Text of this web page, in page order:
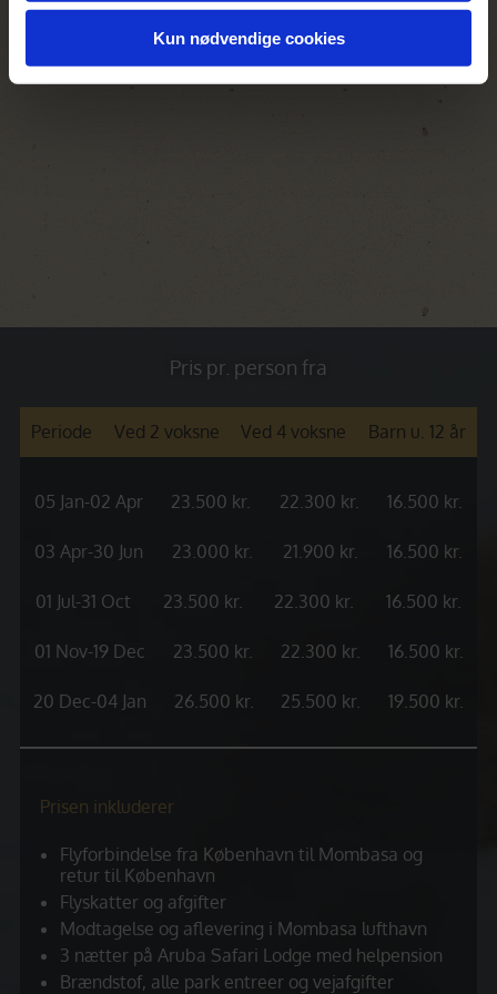
Kun nødvendige cookies
Pris pr. person fra
Periode Ved 2 voksne Ved 4 voksne Barn u. 12 år
05 Jan-02 Apr 23.500 kr. 22.300 kr. 16.500 kr.
03 Apr-30 Jun 23.000 kr. 21.900 kr. 16.500 kr.
01 Jul-31 Oct 23.500 kr. 22.300 kr. 16.500 kr.
01 Nov-19 Dec 23.500 kr. 22.300 kr. 16.500 kr.
20 Dec-04 Jan 26.500 kr. 25.500 kr. 19.500 kr.
Prisen inkluderer
Flyforbindelse fra København til Mombasa og
retur til København
Flyskatter og afgifter
Modtagelse og aflevering i Mombasa lufthavn
3 nætter på Aruba Safari Lodge med helpension
Brændstof, alle park entreer og vejafgifter